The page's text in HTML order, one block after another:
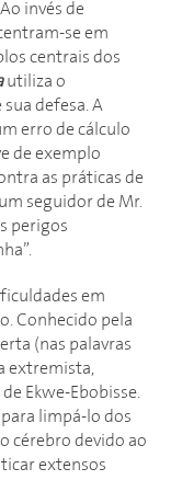
invés de
se em
centrais dos
utiliza o
defesa. A
erro de cálculo
de exemplo
as práticas de
seguidor de Mr.
perigos
em
Conhecido pela
(nas palavras
extremista,
Ekwe-Ebobisse.
limpá-lo dos
cérebro devido ao
extensos